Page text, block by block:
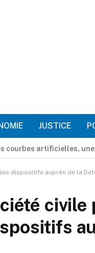
JUSTICE
congolaise prête
dispositifs auprès de la
civile